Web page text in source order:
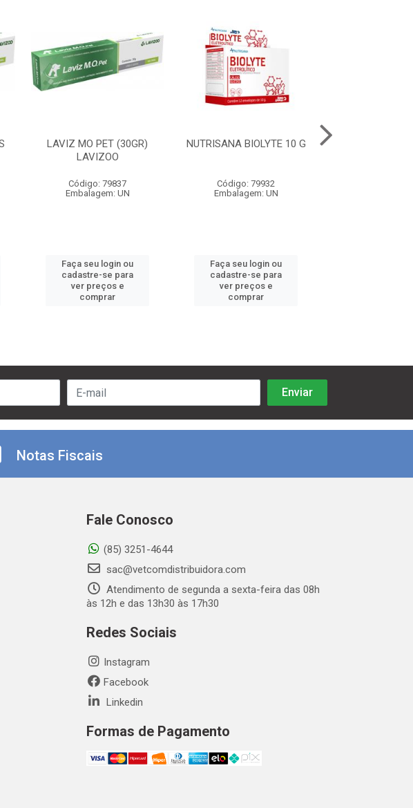
LAVIZ MO PET (30GR)
LAVIZOO
Código: 79837
Embalagem: UN
Faça seu login ou
cadastre-se para
ver preços e
comprar
NUTRISANA BIOLYTE 10 G
Código: 79932
Embalagem: UN
Faça seu login ou
cadastre-se para
ver preços e
comprar
Notas Fiscais
Fale Conosco
(85) 3251-4644
sac@vetcomdistribuidora.com
Atendimento de segunda a sexta-feira das 08h
às 12h e das 13h30 às 17h30
Redes Sociais
Instagram
Facebook
Linkedin
Formas de Pagamento